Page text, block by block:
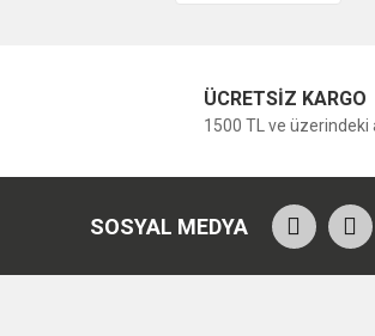
ÜCRETSİZ KARGO
1500 TL ve üzerindeki
SOSYAL MEDYA